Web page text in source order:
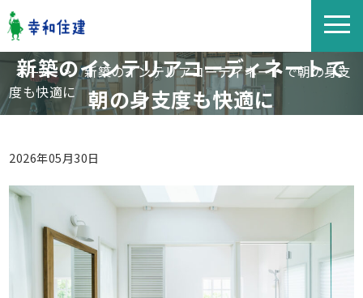
新築のインテリアコーディネートで
朝の身支度も快適に
ホーム >
新築のインテリアコーディネートで朝の身支
度も快適に
2026年05月30日